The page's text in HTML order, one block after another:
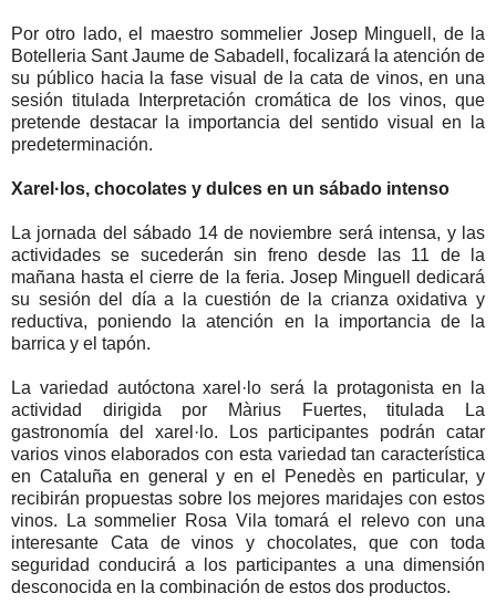
Por otro lado, el maestro sommelier Josep Minguell, de la
Botelleria Sant Jaume de Sabadell, focalizará la atención de
su público hacia la fase visual de la cata de vinos, en una
sesión titulada Interpretación cromática de los vinos, que
pretende destacar la importancia del sentido visual en la
predeterminación.
Xarel·los, chocolates y dulces en un sábado intenso
La jornada del sábado 14 de noviembre será intensa, y las
actividades se sucederán sin freno desde las 11 de la
mañana hasta el cierre de la feria. Josep Minguell dedicará
su sesión del día a la cuestión de la crianza oxidativa y
reductiva, poniendo la atención en la importancia de la
barrica y el tapón.
La variedad autóctona xarel·lo será la protagonista en la
actividad dirigida por Màrius Fuertes, titulada La
gastronomía del xarel·lo. Los participantes podrán catar
varios vinos elaborados con esta variedad tan característica
en Cataluña en general y en el Penedès en particular, y
recibirán propuestas sobre los mejores maridajes con estos
vinos. La sommelier Rosa Vila tomará el relevo con una
interesante Cata de vinos y chocolates, que con toda
seguridad conducirá a los participantes a una dimensión
desconocida en la combinación de estos dos productos.